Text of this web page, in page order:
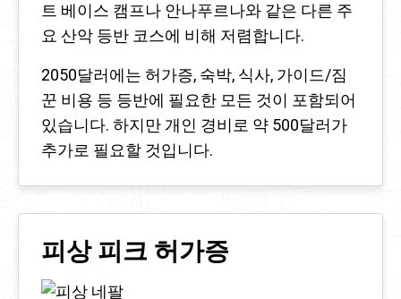
트 베이스 캠프나 안나푸르나와 같은 다른 주
요 산악 등반 코스에 비해 저렴합니다.
2050달러에는 허가증, 숙박, 식사, 가이드/짐
꾼 비용 등 등반에 필요한 모든 것이 포함되어
있습니다. 하지만 개인 경비로 약 500달러가
추가로 필요할 것입니다.
피상 피크 허가증